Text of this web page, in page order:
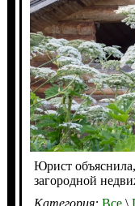
Юрист
загородной
Категория: Все\